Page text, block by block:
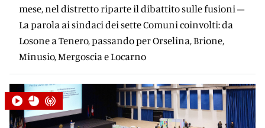
mese, nel distretto riparte il dibattito sulle fusioni –
La parola ai sindaci dei sette Comuni coinvolti: da
Losone a Tenero, passando per Orselina, Brione,
Minusio, Mergoscia e Locarno